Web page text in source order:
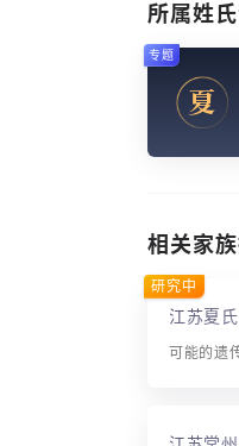
所属姓
夏
专题
相关家
江苏夏
可能的遗
研究中